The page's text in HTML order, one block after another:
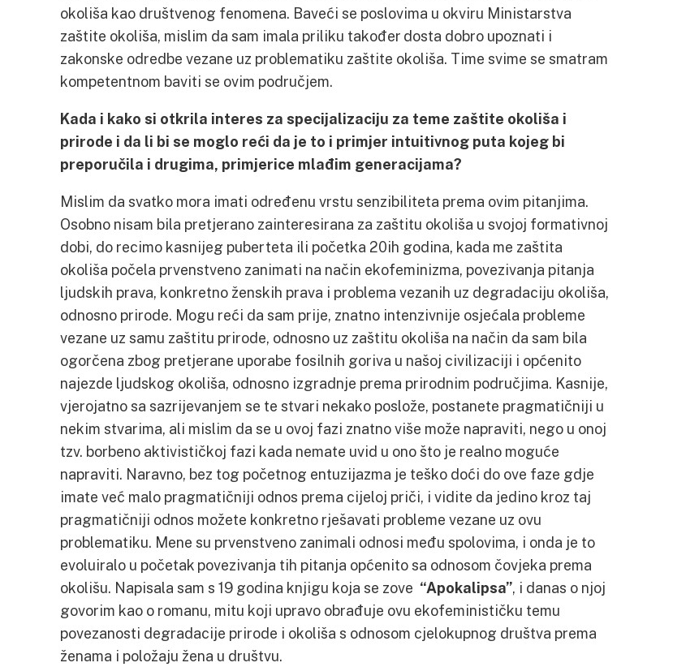
okoliša kao društvenog fenomena. Baveći se poslovima u okviru Ministarstva
zaštite okoliša, mislim da sam imala priliku također dosta dobro upoznati i
zakonske odredbe vezane uz problematiku zaštite okoliša. Time svime se smatram
kompetentnom baviti se ovim područjem.
Kada i kako si otkrila interes za specijalizaciju za teme zaštite okoliša i
prirode i da li bi se moglo reći da je to i primjer intuitivnog puta kojeg bi
preporučila i drugima, primjerice mlađim generacijama?
Mislim da svatko mora imati određenu vrstu senzibiliteta prema ovim pitanjima.
Osobno nisam bila pretjerano zainteresirana za zaštitu okoliša u svojoj formativnoj
dobi, do recimo kasnijeg puberteta ili početka 20ih godina, kada me zaštita
okoliša počela prvenstveno zanimati na način ekofeminizma, povezivanja pitanja
ljudskih prava, konkretno ženskih prava i problema vezanih uz degradaciju okoliša,
odnosno prirode. Mogu reći da sam prije, znatno intenzivnije osjećala probleme
vezane uz samu zaštitu prirode, odnosno uz zaštitu okoliša na način da sam bila
ogorčena zbog pretjerane uporabe fosilnih goriva u našoj civilizaciji i općenito
najezde ljudskog okoliša, odnosno izgradnje prema prirodnim područjima. Kasnije,
vjerojatno sa sazrijevanjem se te stvari nekako poslože, postanete pragmatičniji u
nekim stvarima, ali mislim da se u ovoj fazi znatno više može napraviti, nego u onoj
tzv. borbeno aktivističkoj fazi kada nemate uvid u ono što je realno moguće
napraviti. Naravno, bez tog početnog entuzijazma je teško doći do ove faze gdje
imate već malo pragmatičniji odnos prema cijeloj priči, i vidite da jedino kroz taj
pragmatičniji odnos možete konkretno rješavati probleme vezane uz ovu
problematiku. Mene su prvenstveno zanimali odnosi među spolovima, i onda je to
evoluiralo u početak povezivanja tih pitanja općenito sa odnosom čovjeka prema
okolišu. Napisala sam s 19 godina knjigu koja se zove “Apokalipsa”, i danas o njoj
govorim kao o romanu, mitu koji upravo obrađuje ovu ekofeminističku temu
povezanosti degradacije prirode i okoliša s odnosom cjelokupnog društva prema
ženama i položaju žena u društvu.